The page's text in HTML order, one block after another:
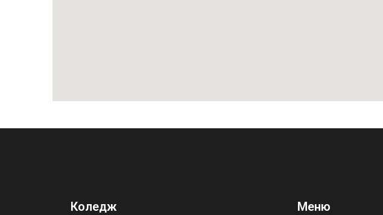
Коледж Меню